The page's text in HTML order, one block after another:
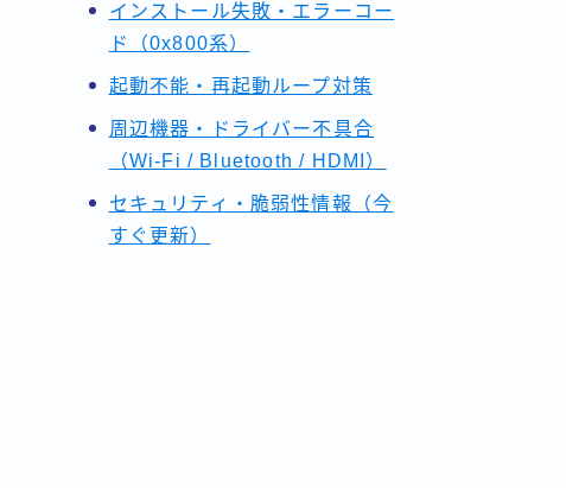
インストール失敗・エラーコー
ド（0x800系）
起動不能・再起動ループ対策
周辺機器・ドライバー不具合
（Wi-Fi / Bluetooth / HDMI）
セキュリティ・脆弱性情報（今
すぐ更新）